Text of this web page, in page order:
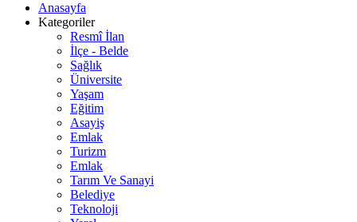
Anasayfa
Kategoriler
Resmî İlan
İlçe - Belde
Sağlık
Üniversite
Yaşam
Eğitim
Asayiş
Emlak
Turizm
Emlak
Tarım Ve Sanayi
Belediye
Teknoloji